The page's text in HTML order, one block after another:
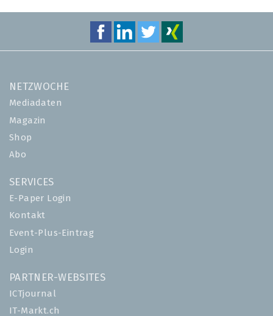
NETZWOCHE
Mediadaten
Magazin
Shop
Abo
SERVICES
E-Paper Login
Kontakt
Event-Plus-Eintrag
Login
PARTNER-WEBSITES
ICTjournal
IT-Markt.ch